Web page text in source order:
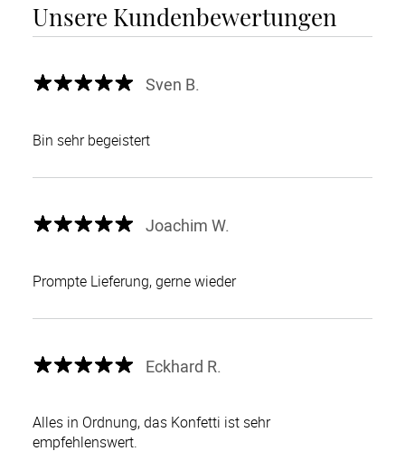
Unsere Kundenbewertungen
Sven B.
Bin sehr begeistert
Joachim W.
Prompte Lieferung, gerne wieder
Eckhard R.
Alles in Ordnung, das Konfetti ist sehr
empfehlenswert.